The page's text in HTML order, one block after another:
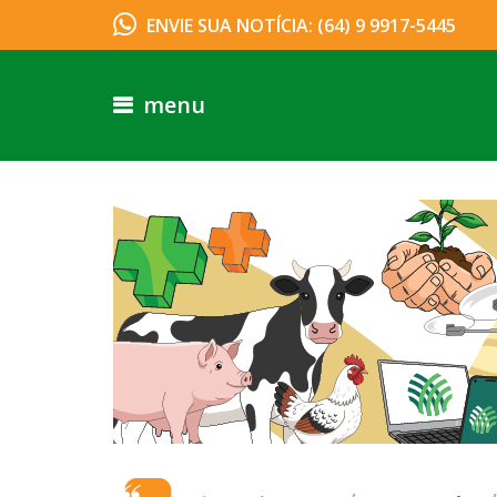
ENVIE SUA NOTÍCIA: (64) 9 9917-5445
menu